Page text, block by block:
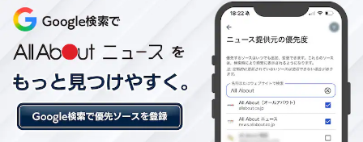
互浴でしっかりととのえました。深夜0時まで営業
しているので、仕事が遅くなった日でも立ち寄れる
のが嬉しいです。
四季菜市場で地元農家の新鮮野菜をリーズナブルに